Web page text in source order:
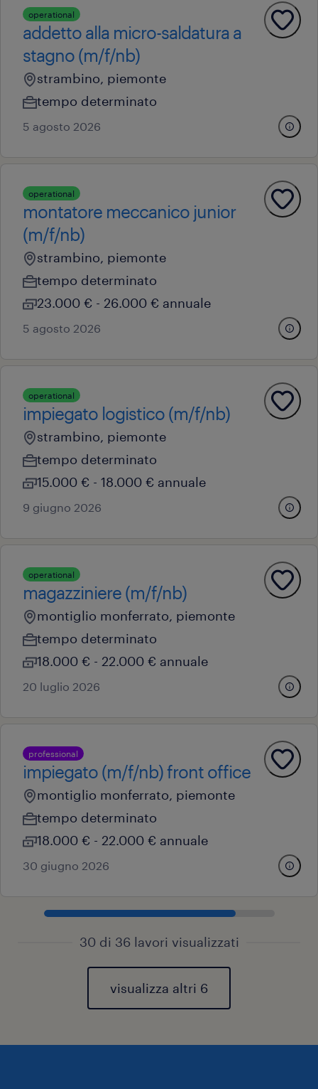
operational
addetto alla micro-saldatura a
stagno (m/f/nb)
strambino, piemonte
tempo determinato
5 agosto 2026
operational
montatore meccanico junior
(m/f/nb)
strambino, piemonte
tempo determinato
23.000 € - 26.000 € annuale
5 agosto 2026
operational
impiegato logistico (m/f/nb)
strambino, piemonte
tempo determinato
15.000 € - 18.000 € annuale
9 giugno 2026
operational
magazziniere (m/f/nb)
montiglio monferrato, piemonte
tempo determinato
18.000 € - 22.000 € annuale
20 luglio 2026
professional
impiegato (m/f/nb) front office
montiglio monferrato, piemonte
tempo determinato
18.000 € - 22.000 € annuale
30 giugno 2026
30 di 36 lavori visualizzati
visualizza altri 6